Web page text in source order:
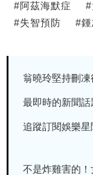
#阿茲海默症 #
#失智預防 #
翁曉玲堅持刪
最即時的新聞
追蹤訂閱娛樂
不是炸雞害的